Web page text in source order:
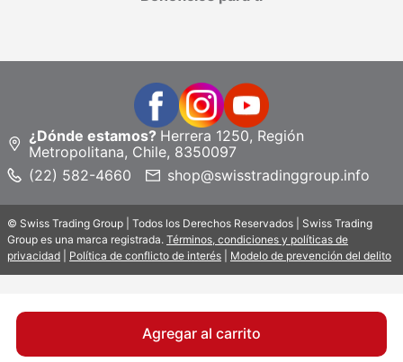
Agregar al carrito
¿Dónde estamos? Herrera 1250, Región
Metropolitana, Chile, 8350097
(22) 582-4660
shop@swisstradinggroup.info
© Swiss Trading Group | Todos los Derechos Reservados | Swiss Trading
Group es una marca registrada. Términos, condiciones y políticas de
privacidad
Política de conflicto de interés Modelo de prevención del delito